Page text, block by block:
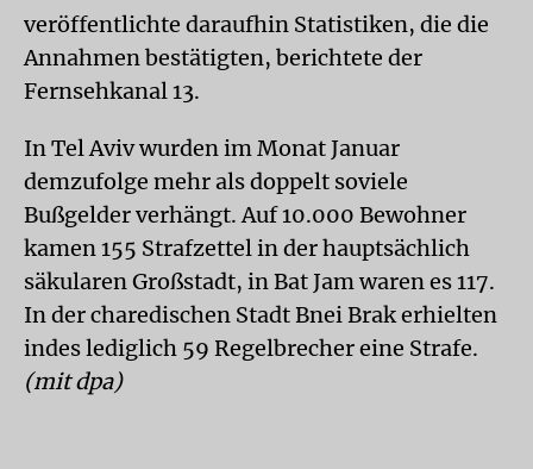
veröffentlichte daraufhin Statistiken, die die
Annahmen bestätigten, berichtete der
Fernsehkanal 13.
In Tel Aviv wurden im Monat Januar
demzufolge mehr als doppelt soviele
Bußgelder verhängt. Auf 10.000 Bewohner
kamen 155 Strafzettel in der hauptsächlich
säkularen Großstadt, in Bat Jam waren es 117.
In der charedischen Stadt Bnei Brak erhielten
indes lediglich 59 Regelbrecher eine Strafe.
(mit dpa)